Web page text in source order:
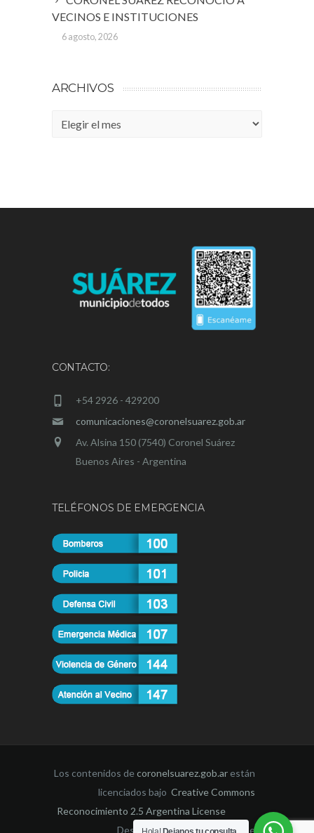
VECINOS E INSTITUCIONES
6 agosto, 2026
ARCHIVOS
Archivos
CONTACTO:
+54 2926 - 429200
comunicaciones@coronelsuarez.gob.ar
Av. Alsina 150 (7540) Coronel Suárez
Buenos Aires - Argentina
TELÉFONOS DE EMERGENCIA
Los contenidos decoronelsuarez.gob.ar están
licenciados bajo Creative Commons
Reconocimiento 2.5 Argentina License
Desarrollado por la Dirección de